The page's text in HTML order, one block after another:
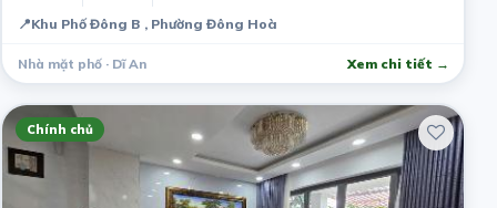
📍Khu Phố Đông B , Phường Đông Hoà
Nhà mặt phố · Dĩ An Xem chi tiết →
Chính chủ